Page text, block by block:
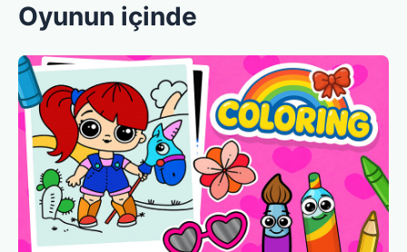
Oyunun içinde